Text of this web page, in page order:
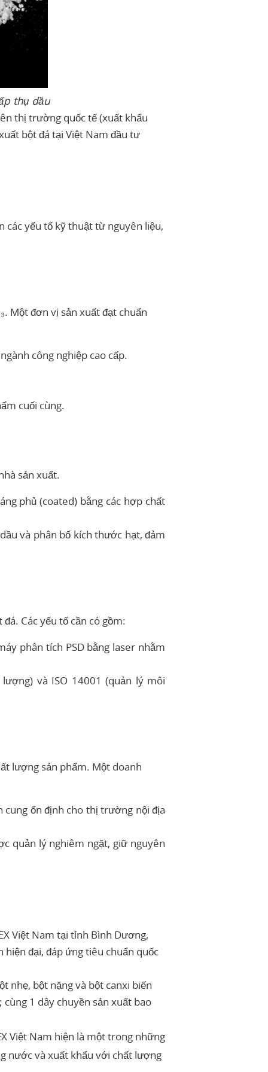
thụ dầu
thị trường quốc tế (xuất khẩu
bột đá tại Việt Nam đầu tư
các yếu tố kỹ thuật từ nguyên liệu,
Một đơn vị sản xuất đạt chuẩn
công nghiệp cao cấp.
cuối cùng.
sản xuất.
phủ (coated) bằng các hợp chất
và phân bố kích thước hạt, đảm
Các yếu tố cần có gồm:
phân tích PSD bằng laser nhằm
và ISO 14001 (quản lý môi
lượng sản phẩm. Một doanh
ổn định cho thị trường nội địa
quản lý nghiêm ngặt, giữ nguyên
Việt Nam tại tỉnh Bình Dương,
đại, đáp ứng tiêu chuẩn quốc
nhẹ, bột nặng và bột canxi biến
1 dây chuyền sản xuất bao
Việt Nam hiện là một trong những
nước và xuất khẩu với chất lượng